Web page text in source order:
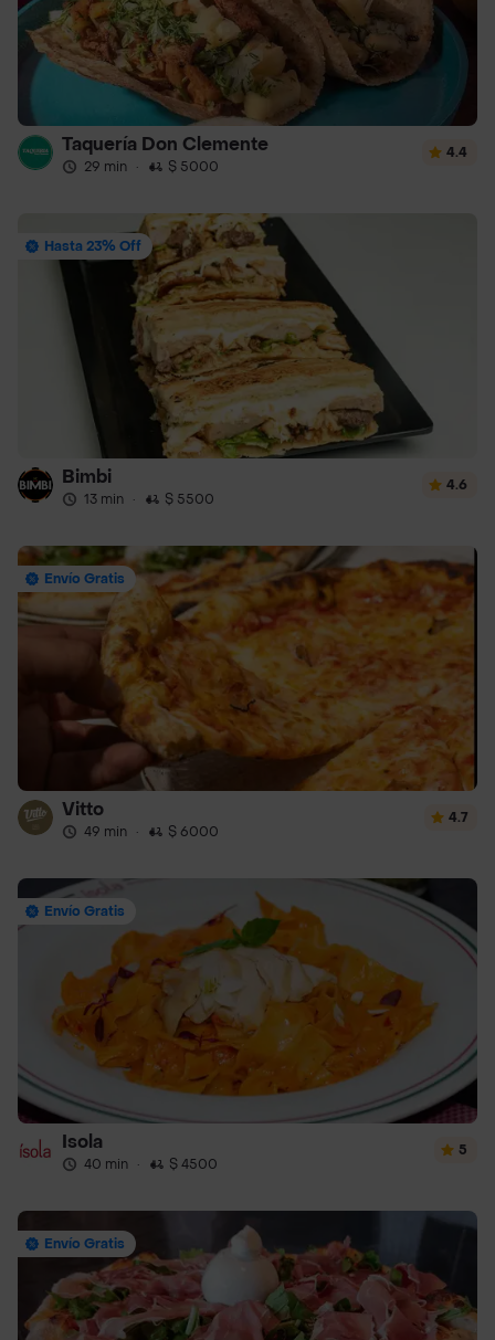
Taquería Don Clemente
29 min · $ 5000
4.4
Hasta 23% Off
Bimbi
13 min · $ 5500
4.6
Envío Gratis
Vitto
49 min · $ 6000
4.7
Envío Gratis
Isola
40 min · $ 4500
5
Envío Gratis